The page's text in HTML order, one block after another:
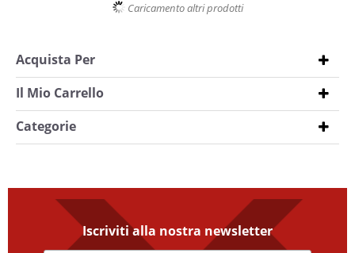
Caricamento altri prodotti
Acquista Per
Il Mio Carrello
Categorie
Iscriviti alla nostra newsletter